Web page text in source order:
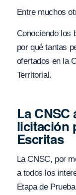
Entre muchos
Conociendo los
por qué tantas
ofertados en la
Territorial.
La
licitación
Escritas
La CNSC, por
a todos los
Etapa de